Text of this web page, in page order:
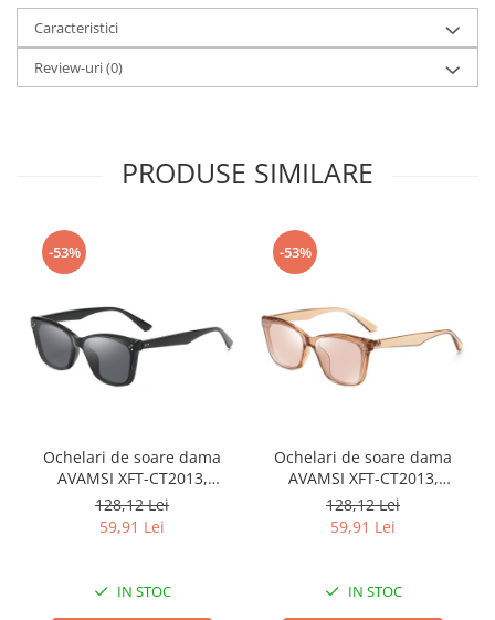
Caracteristici
Review-uri(0)
PRODUSE SIMILARE
-53%
Ochelari de soare dama
AVAMSI XFT-CT2013,
Polarizati, Negru
128,12 Lei
59,91 Lei
IN STOC
-53%
Ochelari de soare dama
AVAMSI XFT-CT2013,
Polarizati, Roz
128,12 Lei
59,91 Lei
IN STOC